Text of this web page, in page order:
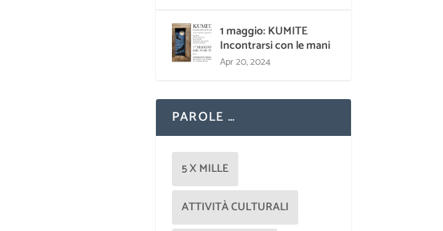
1 maggio: KUMITE
Incontrarsi con le mani
Apr 20, 2024
PAROLE …
5 X MILLE
ATTIVITÀ CULTURALI